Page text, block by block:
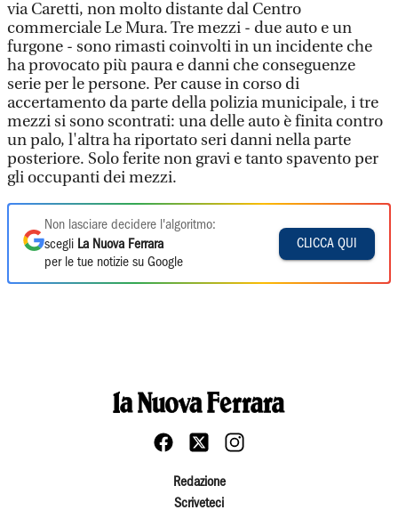
via Caretti, non molto distante dal Centro
commerciale Le Mura. Tre mezzi - due auto e un
furgone - sono rimasti coinvolti in un incidente che
ha provocato più paura e danni che conseguenze
serie per le persone. Per cause in corso di
accertamento da parte della polizia municipale, i tre
mezzi si sono scontrati: una delle auto è finita contro
un palo, l'altra ha riportato seri danni nella parte
posteriore. Solo ferite non gravi e tanto spavento per
gli occupanti dei mezzi.
Non lasciare decidere l'algoritmo:
scegli La Nuova Ferrara
per le tue notizie su Google
CLICCA QUI
Redazione
Scriveteci